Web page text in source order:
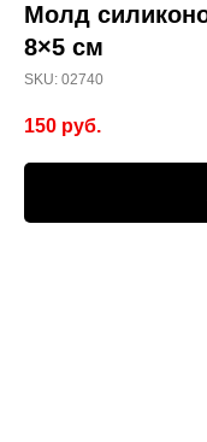
Молд
8×5 см
SKU: 02740
150 руб.